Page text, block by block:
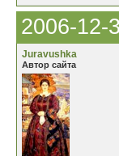
2006-12-
Juravushka
Автор сайта